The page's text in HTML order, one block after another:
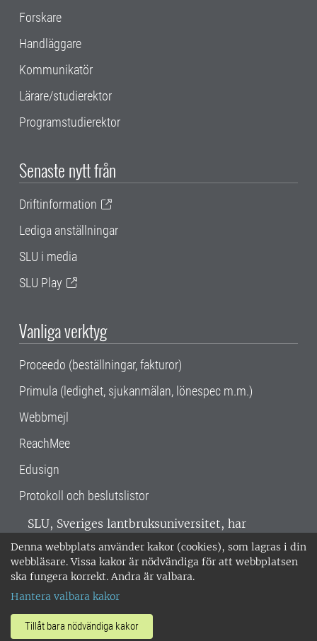
Denna webbplats använder kakor (cookies), som lagras i din
webbläsare. Vissa kakor är nödvändiga för att webbplatsen
ska fungera korrekt. Andra är valbara.
Hantera valbara kakor
Tillåt bara nödvändiga kakor
Forskare
Handläggare
Kommunikatör
Lärare/studierektor
Programstudierektor
Senaste nytt från
Driftinformation
Lediga anställningar
SLU i media
SLU Play
Vanliga verktyg
Proceedo (beställningar, fakturor)
Primula (ledighet, sjukanmälan, lönespec m.m.)
Webbmejl
ReachMee
Edusign
Protokoll och beslutslistor
SLU, Sveriges lantbruksuniversitet, har
verksamhet över hela Sverige. Huvudorter är
Alnarp, Uppsala och Umeå.SLU är
miljöcertifierat enligt ISO 14001. •
018-67 10 00 • Org nr: 202100-2817 •
Om SLU:s webbplatser